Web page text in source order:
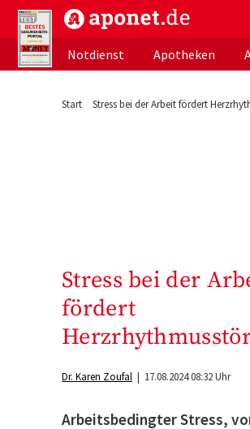
aponet.de - Das offizielle
Notdienst
Apotheken
Start Stress bei der Arbeit fördert
Stress bei der
fördert
Dr. Karen Zoufal | 17.08.2024 08:32 Uhr
Arbeitsbedingter Stress,